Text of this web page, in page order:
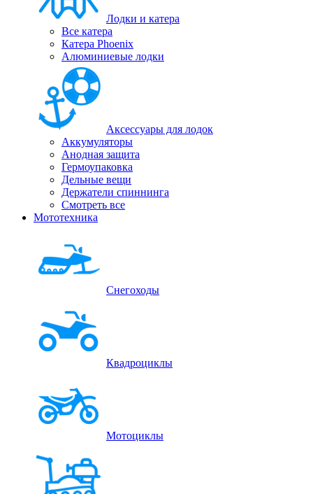
Лодки и катера
Все катера
Катера Phoenix
Алюминиевые лодки
Аксессуары для лодок
Аккумуляторы
Анодная защита
Гермоупаковка
Дельные вещи
Держатели спиннинга
Смотреть все
Мототехника
Снегоходы
Квадроциклы
Мотоциклы